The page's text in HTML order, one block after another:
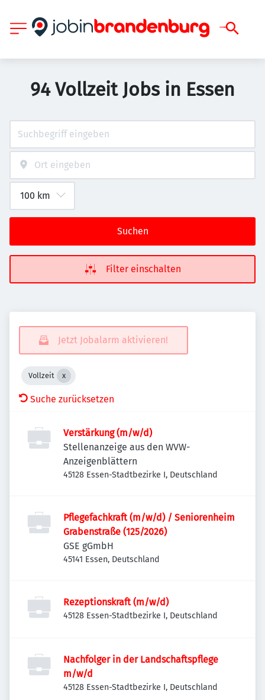
94 Vollzeit Jobs in Essen
Suchen
Filter einschalten
Jetzt Jobalarm aktivieren!
Vollzeit
Suche zurücksetzen
Verstärkung (m/w/d)
Stellenanzeige aus den WVW-
Anzeigenblättern
45128 Essen-Stadtbezirke I, Deutschland
Pflegefachkraft (m/w/d) / Seniorenheim
Grabenstraße (125/2026)
GSE gGmbH
45141 Essen, Deutschland
Rezeptionskraft (m/w/d)
45128 Essen-Stadtbezirke I, Deutschland
Nachfolger in der Landschaftspflege
m/w/d
45128 Essen-Stadtbezirke I, Deutschland